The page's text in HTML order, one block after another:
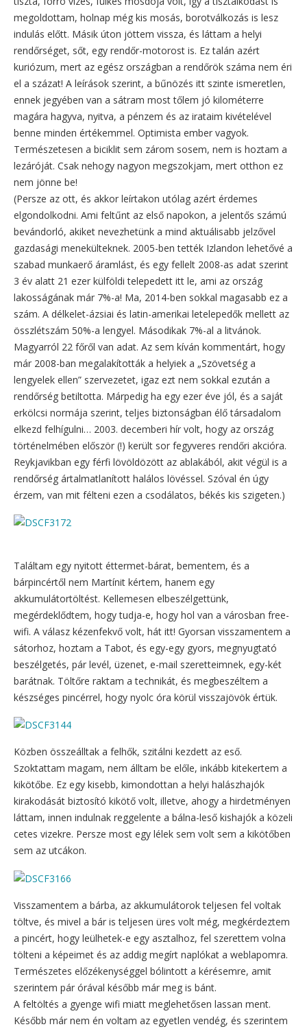
megoldottam, holnap még kis mosás, borotválkozás is lesz
indulás előtt. Másik úton jöttem vissza, és láttam a helyi
rendőrséget, sőt, egy rendőr-motorost is. Ez talán azért
kuriózum, mert az egész országban a rendőrök száma nem éri
el a százat! A leírások szerint, a bűnözés itt szinte ismeretlen,
ennek jegyében van a sátram most tőlem jó kilométerre
magára hagyva, nyitva, a pénzem és az irataim kivételével
benne minden értékemmel. Optimista ember vagyok.
Természetesen a biciklit sem zárom sosem, nem is hoztam a
lezáróját. Csak nehogy nagyon megszokjam, mert otthon ez
nem jönne be!
(Persze az ott, és akkor leírtakon utólag azért érdemes
elgondolkodni. Ami feltűnt az első napokon, a jelentős számú
bevándorló, akiket nevezhetünk a mind aktuálisabb jelzővel
gazdasági menekülteknek. 2005-ben tették Izlandon lehetővé a
szabad munkaerő áramlást, és egy fellelt 2008-as adat szerint
3 év alatt 21 ezer külföldi telepedett itt le, ami az ország
lakosságának már 7%-a! Ma, 2014-ben sokkal magasabb ez a
szám. A délkelet-ázsiai és latin-amerikai letelepedők mellett az
összlétszám 50%-a lengyel. Másodikak 7%-al a litvánok.
Magyarról 22 főről van adat. Az sem kíván kommentárt, hogy
már 2008-ban megalakították a helyiek a „Szövetség a
lengyelek ellen” szervezetet, igaz ezt nem sokkal ezután a
rendőrség betiltotta. Márpedig ha egy ezer éve jól, és a saját
erkölcsi normája szerint, teljes biztonságban élő társadalom
elkezd felhígulni… 2003. decemberi hír volt, hogy az ország
történelmében először (!) került sor fegyveres rendőri akcióra.
Reykjavikban egy férfi lövöldözött az ablakából, akit végül is a
rendőrség ártalmatlanított halálos lövéssel. Szóval én úgy
érzem, van mit félteni ezen a csodálatos, békés kis szigeten.)
Találtam egy nyitott éttermet-bárat, bementem, és a
bárpincértől nem Martínit kértem, hanem egy
akkumulátortöltést. Kellemesen elbeszélgettünk,
megérdeklődtem, hogy tudja-e, hogy hol van a városban free-
wifi. A válasz kézenfekvő volt, hát itt! Gyorsan visszamentem a
sátorhoz, hoztam a Tabot, és egy-egy gyors, megnyugtató
beszélgetés, pár levél, üzenet, e-mail szeretteimnek, egy-két
barátnak. Töltőre raktam a technikát, és megbeszéltem a
készséges pincérrel, hogy nyolc óra körül visszajövök értük.
Közben összeálltak a felhők, szitálni kezdett az eső.
Szoktattam magam, nem álltam be előle, inkább kitekertem a
kikötőbe. Ez egy kisebb, kimondottan a helyi halászhajók
kirakodását biztosító kikötő volt, illetve, ahogy a hirdetményen
láttam, innen indulnak reggelente a bálna-leső kishajók a közeli
cetes vizekre. Persze most egy lélek sem volt sem a kikötőben
sem az utcákon.
Visszamentem a bárba, az akkumulátorok teljesen fel voltak
töltve, és mivel a bár is teljesen üres volt még, megkérdeztem
a pincért, hogy leülhetek-e egy asztalhoz, fel szerettem volna
tölteni a képeimet és az addig megírt naplókat a weblapomra.
Természetes előzékenységgel bólintott a kérésemre, amit
szerintem pár órával később már meg is bánt.
A feltöltés a gyenge wifi miatt meglehetősen lassan ment.
Később már nem én voltam az egyetlen vendég, és szerintem